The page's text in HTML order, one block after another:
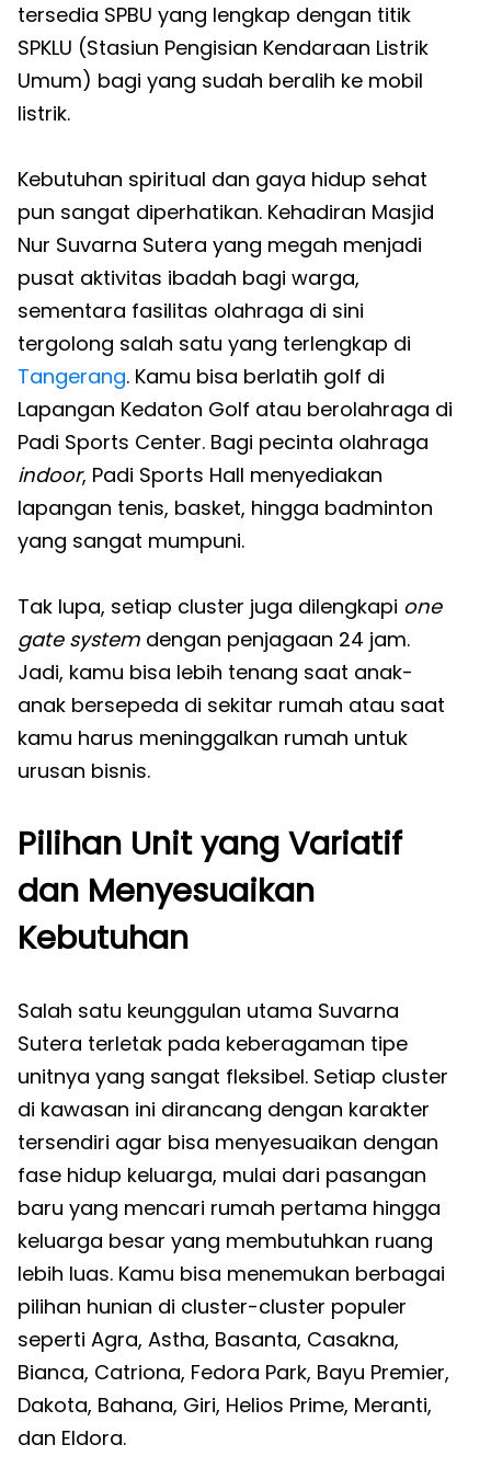
tersedia SPBU yang lengkap dengan titik
SPKLU (Stasiun Pengisian Kendaraan Listrik
Umum) bagi yang sudah beralih ke mobil
listrik.
Kebutuhan spiritual dan gaya hidup sehat
pun sangat diperhatikan. Kehadiran Masjid
Nur Suvarna Sutera yang megah menjadi
pusat aktivitas ibadah bagi warga,
sementara fasilitas olahraga di sini
tergolong salah satu yang terlengkap di
Tangerang. Kamu bisa berlatih golf di
Lapangan Kedaton Golf atau berolahraga di
Padi Sports Center. Bagi pecinta olahraga
indoor, Padi Sports Hall menyediakan
lapangan tenis, basket, hingga badminton
yang sangat mumpuni.
Tak lupa, setiap cluster juga dilengkapi one
gate system dengan penjagaan 24 jam.
Jadi, kamu bisa lebih tenang saat anak-
anak bersepeda di sekitar rumah atau saat
kamu harus meninggalkan rumah untuk
urusan bisnis.
Pilihan Unit yang Variatif
dan Menyesuaikan
Kebutuhan
Salah satu keunggulan utama Suvarna
Sutera terletak pada keberagaman tipe
unitnya yang sangat fleksibel. Setiap cluster
di kawasan ini dirancang dengan karakter
tersendiri agar bisa menyesuaikan dengan
fase hidup keluarga, mulai dari pasangan
baru yang mencari rumah pertama hingga
keluarga besar yang membutuhkan ruang
lebih luas. Kamu bisa menemukan berbagai
pilihan hunian di cluster-cluster populer
seperti Agra, Astha, Basanta, Casakna,
Bianca, Catriona, Fedora Park, Bayu Premier,
Dakota, Bahana, Giri, Helios Prime, Meranti,
dan Eldora.